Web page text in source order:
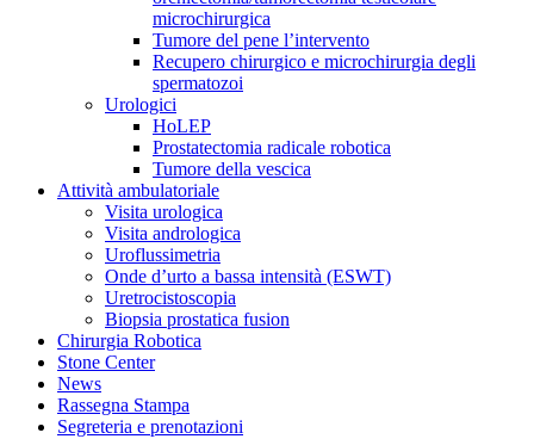
microchirurgica
Tumore del pene l’intervento
Recupero chirurgico e microchirurgia degli
spermatozoi
Urologici
HoLEP
Prostatectomia radicale robotica
Tumore della vescica
Attività ambulatoriale
Visita urologica
Visita andrologica
Uroflussimetria
Onde d’urto a bassa intensità (ESWT)
Uretrocistoscopia
Biopsia prostatica fusion
Chirurgia Robotica
Stone Center
News
Rassegna Stampa
Segreteria e prenotazioni